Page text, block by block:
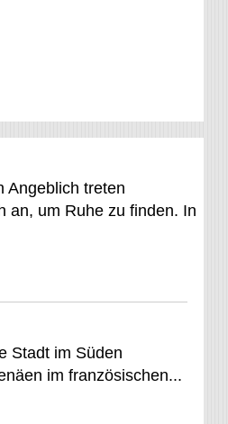
Angeblich treten
an, um Ruhe zu finden. In
Stadt im Süden
im französischen...